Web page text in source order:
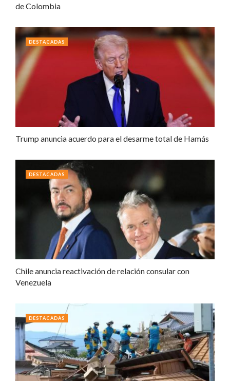
de Colombia
Trump anuncia acuerdo para el desarme total de Hamás
DESTACADAS
Chile anuncia reactivación de relación consular con
Venezuela
DESTACADAS
DESTACADAS